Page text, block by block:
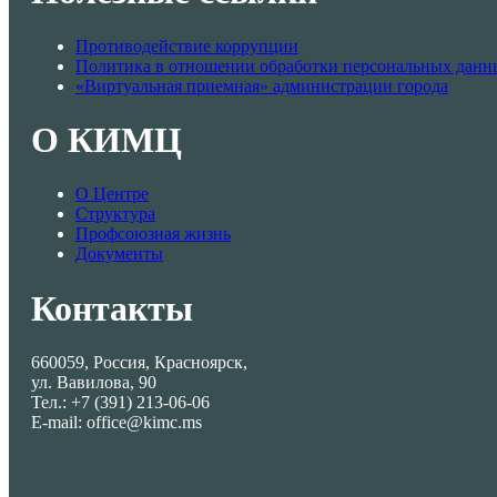
Противодействие коррупции
Политика в отношении обработки персональных
«Виртуальная приемная» администрации города
О КИМЦ
О Центре
Структура
Профсоюзная жизнь
Документы
Контакты
660059, Россия, Красноярск,
ул. Вавилова, 90
Тел.: +7 (391) 213-06-06
E-mail: office@kimc.ms